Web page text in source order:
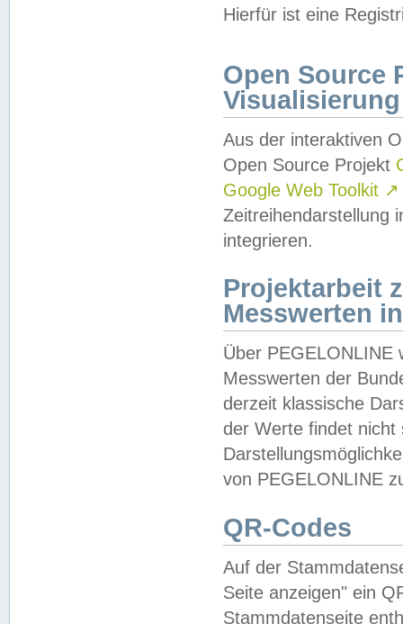
Hierfür ist eine
Open Source
Visualisierung
Aus der interaktiven
Open Source Projekt
Google Web Toolkit ↗
Zeitreihendarstellung
integrieren.
Projektarbeit
Messwerten
Über PEGELONLINE
Messwerten der
derzeit klassische
der Werte findet
von PEGELONLINE
QR-Codes
Auf der
Seite anzeigen" ein
Stammdatenseite